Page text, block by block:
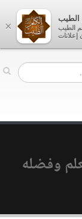
وفضله
×
الطيب
الطيب